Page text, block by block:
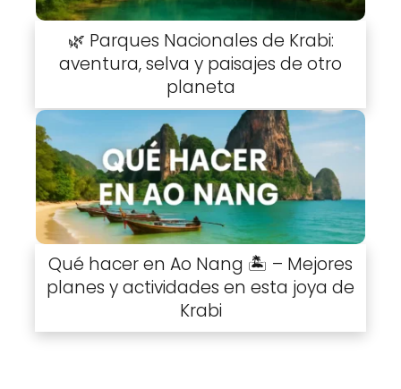
🌿 Parques Nacionales de Krabi:
aventura, selva y paisajes de otro
planeta
Qué hacer en Ao Nang 🏝️ – Mejores
planes y actividades en esta joya de
Krabi